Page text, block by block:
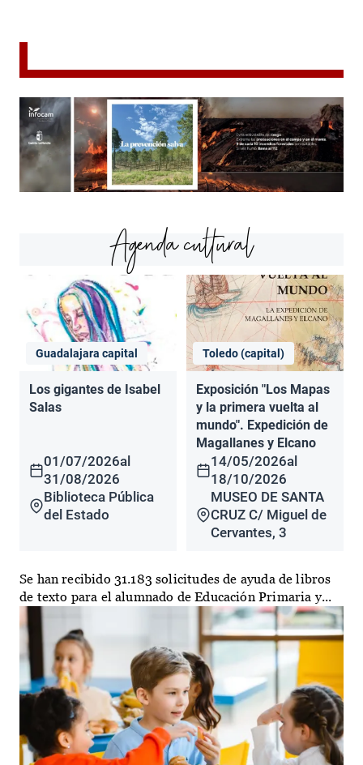
Agenda cultural
Guadalajara capital
Los gigantes de Isabel
Salas
01/07/2026al
31/08/2026
Biblioteca Pública
del Estado
Toledo (capital)
Exposición "Los Mapas
y la primera vuelta al
mundo". Expedición de
Magallanes y Elcano
14/05/2026al
18/10/2026
MUSEO DE SANTA
CRUZ C/ Miguel de
Cervantes, 3
Se han recibido 31.183 solicitudes de ayuda de libros
de texto para el alumnado de Educación Primaria y...